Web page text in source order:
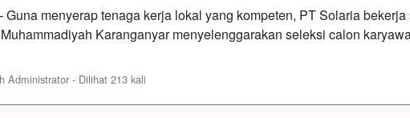
Guna menyerap tenaga kerja lokal yang kompeten, PT Solaria bekerja
Karanganyar menyelenggarakan seleksi calon
Administrator - Dilihat 213 kali